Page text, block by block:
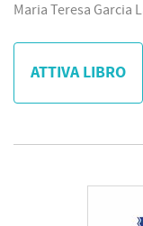
Maria Teresa Garcia
ATTIVA LIBRO